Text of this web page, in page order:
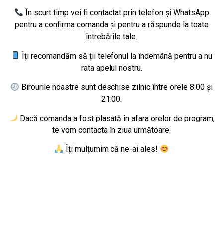
În scurt timp vei fi contactat prin telefon și WhatsApp
pentru a confirma comanda și pentru a răspunde la toate
întrebările tale.
Îți recomandăm să ții telefonul la îndemână pentru a nu
rata apelul nostru.
Birourile noastre sunt deschise zilnic între orele 8:00 și
21:00.
Dacă comanda a fost plasată în afara orelor de program,
te vom contacta în ziua următoare.
Îți mulțumim că ne-ai ales!